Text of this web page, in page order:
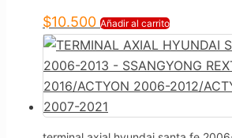
$10.500 Añadir al carrito